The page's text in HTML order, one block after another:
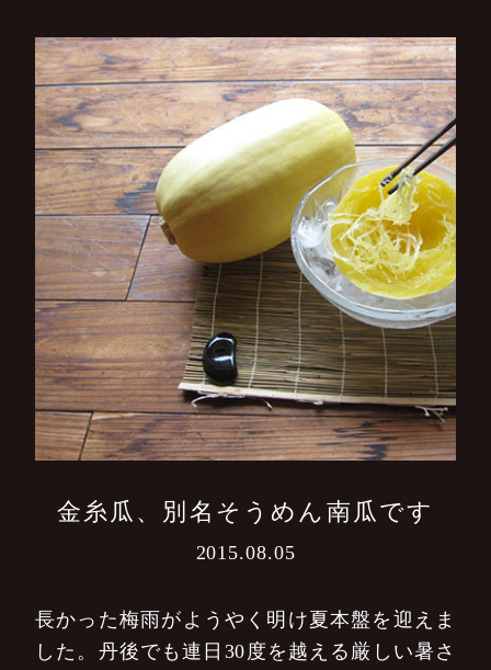
金糸瓜、別名そうめん南瓜です
2015.08.05
長かった梅雨がようやく明け夏本盤を迎えま
した。丹後でも連日30度を越える厳しい暑さ